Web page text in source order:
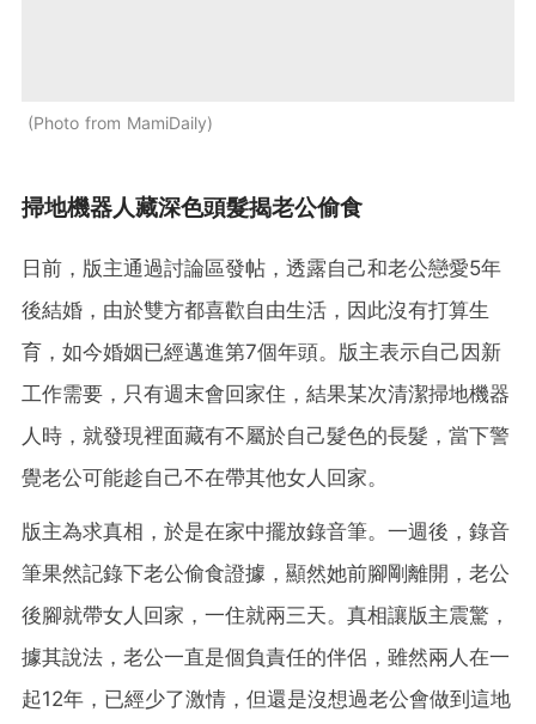
Photo from MamiDaily
掃地機器人藏深色頭髮揭老公偷食
日前，版主通過討論區發帖，透露自己和老公戀愛5年
後結婚，由於雙方都喜歡自由生活，因此沒有打算生
育，如今婚姻已經邁進第7個年頭。版主表示自己因新
工作需要，只有週末會回家住，結果某次清潔掃地機器
人時，就發現裡面藏有不屬於自己髮色的長髮，當下警
覺老公可能趁自己不在帶其他女人回家。
版主為求真相，於是在家中擺放錄音筆。一週後，錄音
筆果然記錄下老公偷食證據，顯然她前腳剛離開，老公
後腳就帶女人回家，一住就兩三天。真相讓版主震驚，
據其說法，老公一直是個負責任的伴侶，雖然兩人在一
起12年，已經少了激情，但還是沒想過老公會做到這地